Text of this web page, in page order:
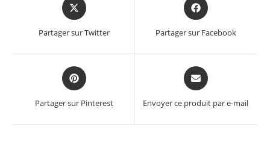
in
new
Partager sur Twitter
in
Partager sur Facebook
Opens
in
Partager sur Pinterest
Opens
in
new
Envoyer ce produit par e-mail